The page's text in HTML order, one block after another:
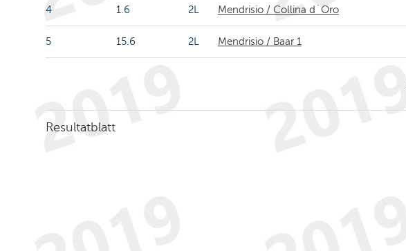
4 1.6 2L Mendrisio / Collina d´Oro
5 15.6 2L Mendrisio / Baar 1
Resultatblatt